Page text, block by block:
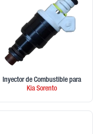
Inyector de Combustible para
KiaSorento